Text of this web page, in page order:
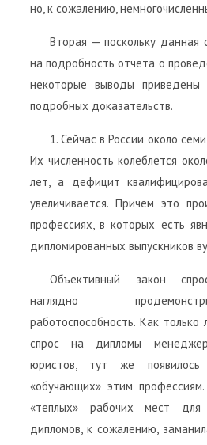
но, к сожалению,
Вторая — поскольку данная
на подробность отчета о
некоторые выводы
подробных доказательств.
1. Сейчас в России около
Их численность колеблется
лет, а дефицит
увеличивается. Причем это
профессиях, в которых есть
дипломированных выпускников
Объективный закон
наглядно
работоспособность. Как только
спрос на дипломы
юристов, тут же появилось
«обучающих» этим
«теплых» рабочих мест для
дипломов, к сожалению,